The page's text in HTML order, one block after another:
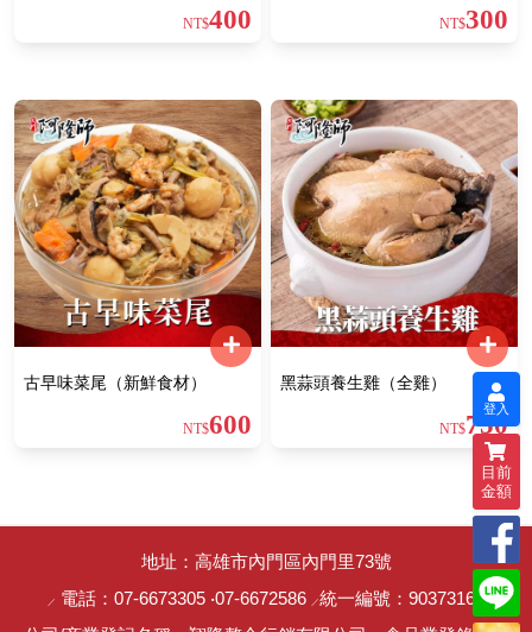
NT$400 NT$300
古早味菜尾（新鮮食材）
NT$600
黑蒜頭養生雞（全雞）
NT$750
地址：高雄市內門區內門里73號
／ 電話： 07-6673305 ‧07-6672586 ／統一編號：90373162
登入
目前
金額